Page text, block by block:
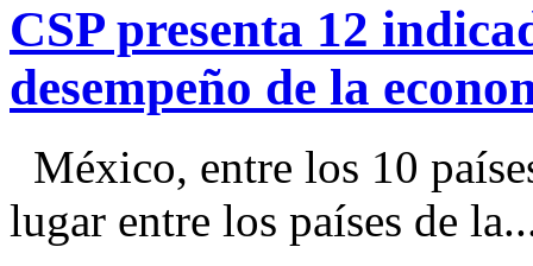
CSP presenta 12
desempeño de la
México, entre los 10
lugar entre los países de